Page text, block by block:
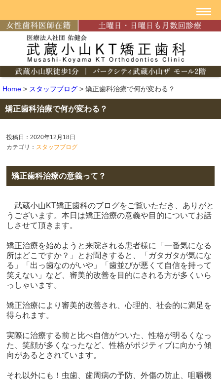
Home > スタッフブログ > 矯正歯科治療で何が変わる？
矯正歯科治療で何が変わる？
投稿日：2020年12月18日
カテゴリ： スタッフブログ
矯正歯科治療の意義って？
武蔵小山KT矯正歯科のブログをご覧いただき、ありがと
うございます。本日は矯正治療の意義や目的についてお話
しさせて頂きます。
矯正治療を始めようと来院される患者様に「一番気になる
所はどこですか？」とお聞きすると、「ガタガタが気にな
る」「出っ歯なのがいや」「歯並びが悪くて自信を持って
笑えない」など、審美的改善を目的にされる方が多くいら
っしゃいます。
矯正治療により審美的改善され、心理的、社会的に満足を
得られます。
実際に治療する前と比べ自信がついた、性格が明るくなっ
た、笑顔が多くなったなど、性格がポジティブに向かう傾
向があるとされています。
それ以外にも！虫歯、歯周病の予防、外傷の防止、咀嚼機